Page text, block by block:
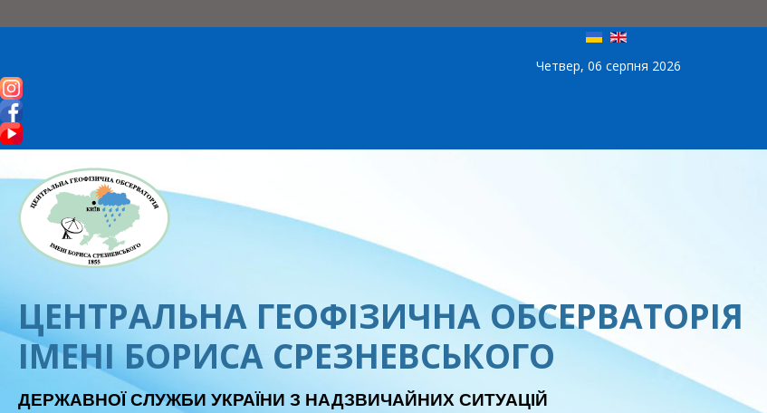
Четвер, 06 серпня 2026
ЦЕНТРАЛЬНА ГЕОФІЗИЧНА ОБСЕРВАТОРІЯ
ІМЕНІ БОРИСА СРЕЗНЕВСЬКОГО
ДЕРЖАВНОЇ СЛУЖБИ УКРАЇНИ З НАДЗВИЧАЙНИХ СИТУАЦІЙ